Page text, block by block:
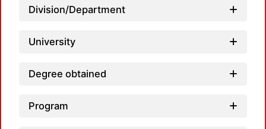
Division/Department
University
Degree obtained
Program